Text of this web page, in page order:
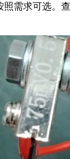
需求可选。